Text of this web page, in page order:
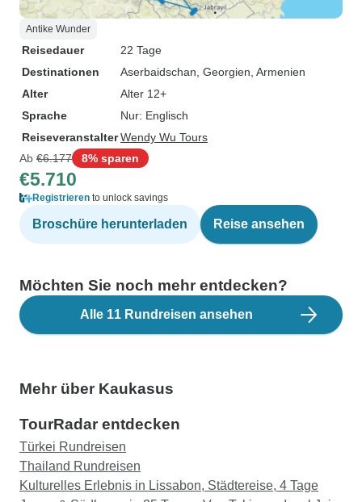
Antike Wunder
Reisedauer
22 Tage
Destinationen
Aserbaidschan , Georgien , Armenien
Alter
Alter 12+
Sprache
Nur: Englisch
ReiseveranstalterWendy Wu Tours
Ab €6.177 8% sparen
€5.710
Registrieren to unlock savings
Broschüre herunterladen Reise ansehen
Möchten Sie noch mehr entdecken?
Alle 11 Rundreisen ansehen
Mehr über Kaukasus
TourRadar entdecken
Türkei Rundreisen
Thailand Rundreisen
Kulturelles Erlebnis in Lissabon, Städtereise, 4 Tage